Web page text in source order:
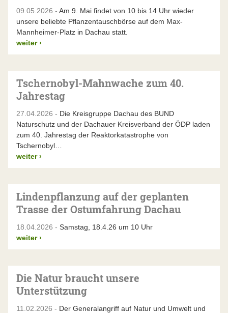
09.05.2026 - Am 9. Mai findet von 10 bis 14 Uhr wieder
unsere beliebte Pflanzentauschbörse auf dem Max-
Mannheimer-Platz in Dachau statt.
weiter ›
Tschernobyl-Mahnwache zum 40.
Jahrestag
27.04.2026 - Die Kreisgruppe Dachau des BUND
Naturschutz und der Dachauer Kreisverband der ÖDP laden
zum 40. Jahrestag der Reaktorkatastrophe von
Tschernobyl…
weiter ›
Lindenpflanzung auf der geplanten
Trasse der Ostumfahrung Dachau
18.04.2026 - Samstag, 18.4.26 um 10 Uhr
weiter ›
Die Natur braucht unsere
Unterstützung
11.02.2026 - Der Generalangriff auf Natur und Umwelt und